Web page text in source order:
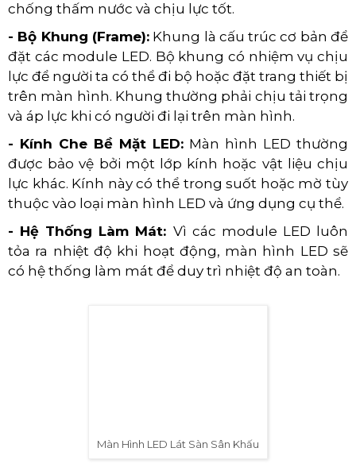
chống thấm nước và chịu lực tốt.
- Bộ Khung (Frame):Khung là cấu trúc cơ bản để
đặt các module LED. Bộ khung có nhiệm vụ chịu
lực để người ta có thể đi bộ hoặc đặt trang thiết bị
trên màn hình. Khung thường phải chịu tải trọng
và áp lực khi có người đi lại trên màn hình.
- Kính Che Bề Mặt LED: Màn hình LED thường
được bảo vệ bởi một lớp kính hoặc vật liệu chịu
lực khác. Kính này có thể trong suốt hoặc mờ tùy
thuộc vào loại màn hình LED và ứng dụng cụ thể.
- Hệ Thống Làm Mát: Vì các module LED luôn
tỏa ra nhiệt độ khi hoạt động, màn hình LED sẽ
có hệ thống làm mát để duy trì nhiệt độ an toàn.
Màn Hình LED Lát Sàn Sân Khấu